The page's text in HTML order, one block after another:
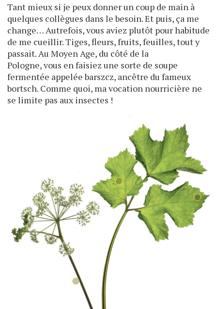
Tant mieux si je peux donner un coup de main à
quelques collègues dans le besoin. Et puis, ça me
change… Autrefois, vous aviez plutôt pour habitude
de me cueillir. Tiges, fleurs, fruits, feuilles, tout y
passait. Au Moyen Age, du côté de la
Pologne, vous en faisiez une sorte de soupe
fermentée appelée barszcz, ancêtre du fameux
bortsch. Comme quoi, ma vocation nourricière ne
se limite pas aux insectes !